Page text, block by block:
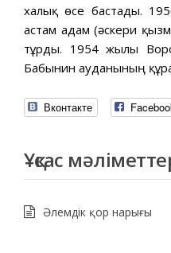
халық өсе бастады.
астам адам (әскери
тұрды. 1954 жылы
Бабынин ауданының
Вконтакте
Ұқсас
Әлемдік қор нарығы